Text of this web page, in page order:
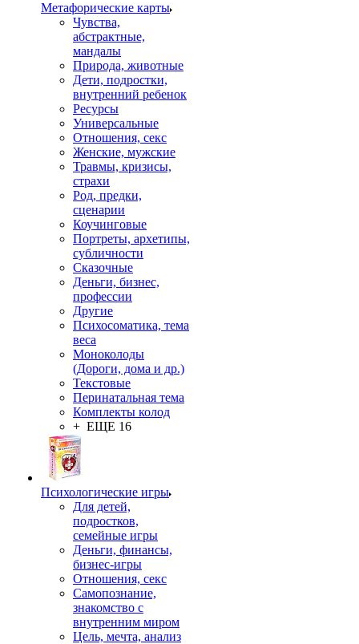
Mетафорические карты
Чувства,
абстрактные,
мандалы
Природа, животные
Дети, подростки,
внутренний ребенок
Ресурсы
Универсальные
Отношения, секс
Женские, мужские
Травмы, кризисы,
страхи
Род, предки,
сценарии
Коучинговые
Портреты, архетипы,
субличности
Сказочные
Деньги, бизнес,
профессии
Другие
Психосоматика, тема
веса
Моноколоды
(Дороги, дома и др.)
Текстовые
Перинатальная тема
Комплекты колод
+ ЕЩЕ 16
Психологические игры
Для детей,
подростков,
семейные игры
Деньги, финансы,
бизнес-игры
Отношения, секс
Самопознание,
знакомство с
внутренним миром
Цель, мечта, анализ